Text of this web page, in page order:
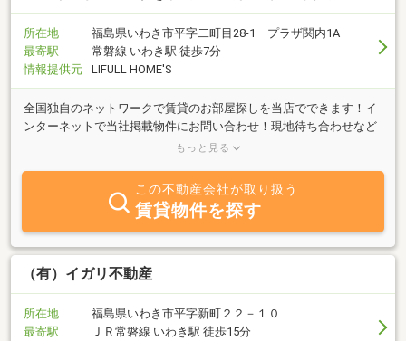
所在地
福島県いわき市平字二町目28-1 プラザ関内1A
最寄駅
常磐線 いわき駅 徒歩7分
情報提供元
LIFULL HOME'S
全国独自のネットワークで賃貸のお部屋探しを当店でできます！イ
ンターネットで当社掲載物件にお問い合わせ！現地待ち合わせなど
でご見学可能です。いわき市全域不動産をお探しならカネタ菅波に
もっと見る
この不動産会社が取り扱う
賃貸物件を探す
（有）イガリ不動産
所在地
福島県いわき市平字新町２２－１０
最寄駅
ＪＲ常磐線 いわき駅 徒歩15分